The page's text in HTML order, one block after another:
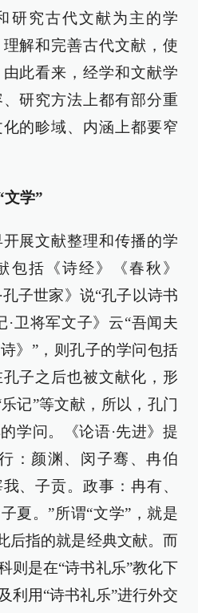
研究古代文献为主的学
解和完善古代文献，使
此看来，经学和文献学
研究方法上都有部分重
的畛域、内涵上都要窄
文学”
展文献整理和传播的学
包括《诗经》《春秋》
孔子世家》说“孔子以诗书
·卫将军文子》云“吾闻夫
》”，则孔子的学问包括
子之后也被文献化，形
记”等文献，所以，孔门
学问。《论语·先进》提
：颜渊、闵子骞、冉伯
、子贡。政事：冉有、
夏。”所谓“文学”，就是
后指的就是经典文献。而
则是在“诗书礼乐”教化下
利用“诗书礼乐”进行外交